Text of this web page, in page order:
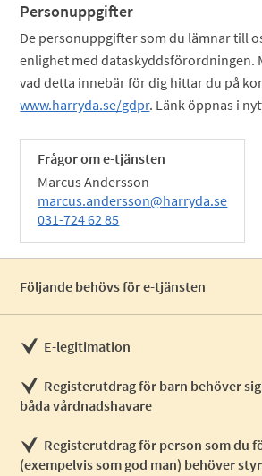
Personuppgifter
De personuppgifter som du lämnar till
enlighet med dataskyddsförordningen.
vad detta innebär för dig hittar du på
www.harryda.se/gdpr. Länk öppnas i
Frågor om e-tjänsten
Marcus Andersson
marcus.andersson@harryda.se
031-724 62 85
Följande behövs för e-tjänsten
E-legitimation
Registerutdrag för barn behöver
båda vårdnadshavare
Registerutdrag för person som du
(exempelvis som god man) behöver